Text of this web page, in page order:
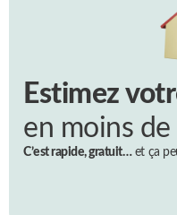
Estimez
en moins de
C’est rapide, gratuit…et ça